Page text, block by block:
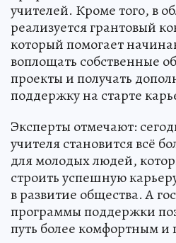
учителей. Кроме того, в
реализуется грантовый
который помогает
воплощать собственные
проекты и получать
поддержку на старте
Эксперты отмечают:
учителя становится всё
для молодых людей,
строить успешную
в развитие общества. А
программы поддержки
путь более комфортным и